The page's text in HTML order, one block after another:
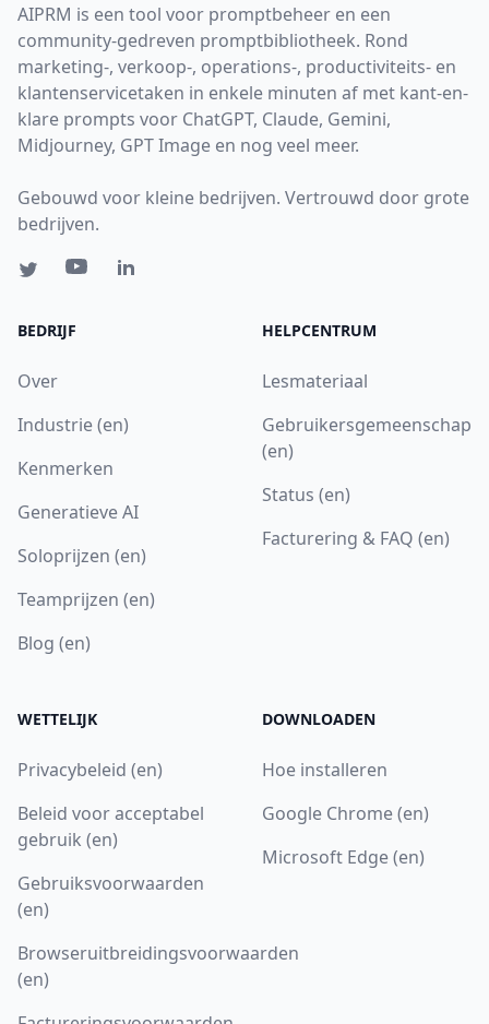
AIPRM is een tool voor promptbeheer en een
community-gedreven promptbibliotheek. Rond
marketing-, verkoop-, operations-, productiviteits- en
klantenservicetaken in enkele minuten af met kant-en-
klare prompts voor ChatGPT, Claude, Gemini,
Midjourney, GPT Image en nog veel meer.
Gebouwd voor kleine bedrijven. Vertrouwd door grote
bedrijven.
BEDRIJF
Over
Industrie (en)
Kenmerken
Generatieve AI
Soloprijzen (en)
Teamprijzen (en)
Blog (en)
HELPCENTRUM
Lesmateriaal
Gebruikersgemeenschap
(en)
Status (en)
Facturering & FAQ (en)
WETTELIJK
Privacybeleid (en)
Beleid voor acceptabel
gebruik (en)
Gebruiksvoorwaarden
(en)
Browseruitbreidingsvoorwaarden
(en)
DOWNLOADEN
Hoe installeren
Google Chrome (en)
Microsoft Edge (en)